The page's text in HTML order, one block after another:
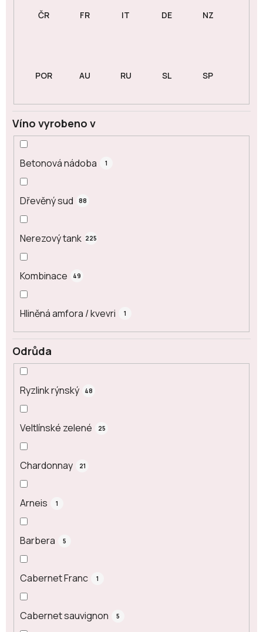
Odrůda
Ryzlink rýnský 48
Veltlínské zelené 25
Chardonnay 21
Arneis 1
Barbera 5
Cabernet Franc 1
Cabernet sauvignon 5
Víno vyrobeno v
Betonová nádoba 1
Dřevěný sud 88
Nerezový tank 225
Kombinace 49
Hliněná amfora / kvevri 1